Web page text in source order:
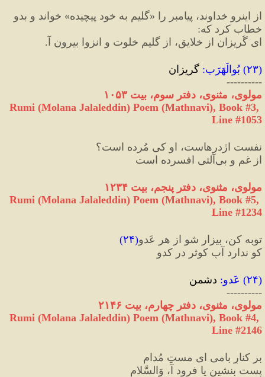
از اینرو خداوند، پیامبر را «گلیم به خود پیچیده»
خطاب کرد که:
ای گُریزان از خلایق، از گلیمِ خلوت و انزوا بیرون‌ آ.
(۲۳) بُوالْهَرَب: گریزان
----------
مولوی، مثنوی، دفتر سوم، بیت ۱۰۵۳
Rumi (Molana Jalaleddin) Poem (Mathnavi), Book #3,
Line #1053
نفست اژدرهاست، او کی مُرده است؟
از غم و بی‌آلتی افسرده است
مولوی، مثنوی، دفتر پنجم، بیت ۱۲۳۴
Rumi (Molana Jalaleddin) Poem (Mathnavi), Book #5,
Line #1234
توبه کن، بیزار شو از هر عَدو(۲۴)
کو ندارد آبِ کوثر در کدو
(۲۴) عَدو: دشمن
----------
مولوی، مثنوی، دفتر چهارم، بیت ۲۱۴۶
Rumi (Molana Jalaleddin) Poem (Mathnavi), Book #4,
Line #2146
بر کنارِ بامی ای مستِ مُدام
پست بنشین یا فرود آ، وَالسَّلام